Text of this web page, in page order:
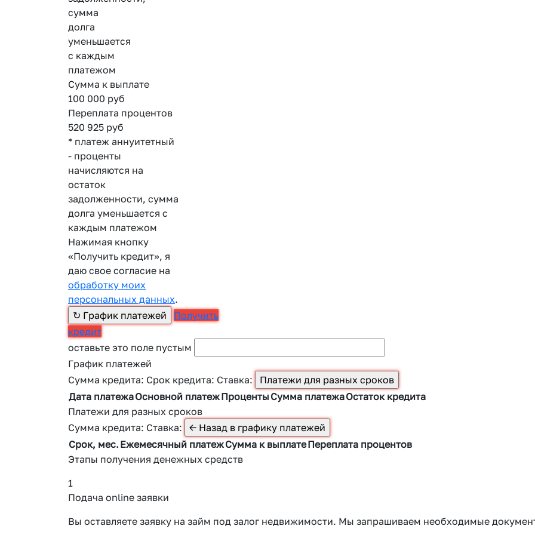
сумма
долга
уменьшается
с каждым
платежом
Сумма к выплате
100 000 руб
Переплата процентов
520 925 руб
* платеж аннуитетный
- проценты
начисляются на
остаток
задолженности, сумма
долга уменьшается с
каждым платежом
Нажимая кнопку
«Получить кредит», я
даю свое согласие на
обработку моих
персональных данных.
Получить
кредит
оставьте это поле пустым
График платежей
Сумма кредита: Срок кредита: Ставка:
Дата платежаОсновной платежПроценты Сумма платежаОстаток кредита
Платежи для разных сроков
Сумма кредита: Ставка:
Срок, мес.Ежемесячный платежСумма к выплатеПереплата процентов
Этапы получения денежных средств
1
Подача online заявки
Вы оставляете заявку на займ под залог недвижимости. Мы запрашиваем необходимые